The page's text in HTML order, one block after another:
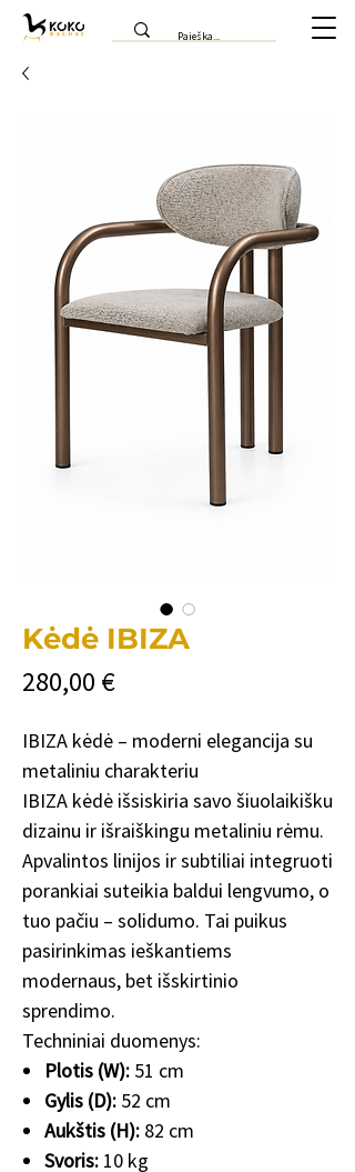
Kėdė IBIZA
280,00 €Cena
IBIZA kėdė – moderni elegancija su
metaliniu charakteriu
IBIZA kėdė išsiskiria savo šiuolaikišku
dizainu ir išraiškingu metaliniu rėmu.
Apvalintos linijos ir subtiliai integruoti
porankiai suteikia baldui lengvumo, o
tuo pačiu – solidumo. Tai puikus
pasirinkimas ieškantiems
modernaus, bet išskirtinio
sprendimo.
Techniniai duomenys:
Plotis (W): 51 cm
Gylis (D): 52 cm
Aukštis (H): 82 cm
Svoris: 10 kg